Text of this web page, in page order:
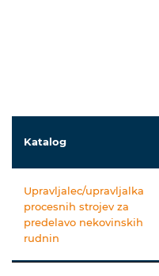
Katalog
Upravljalec/upravljalka
procesnih strojev za
predelavo nekovinskih
rudnin